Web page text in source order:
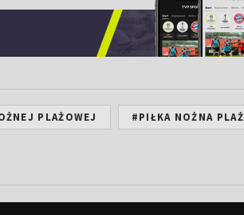
PLAŻOWEJ #PIŁKA NOŻNA